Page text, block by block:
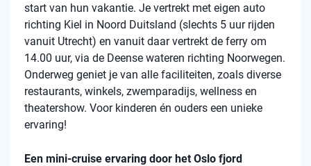
start van hun vakantie. Je vertrekt met eigen auto
richting Kiel in Noord Duitsland (slechts 5 uur rijden
vanuit Utrecht) en vanuit daar vertrekt de ferry om
14.00 uur, via de Deense wateren richting Noorwegen.
Onderweg geniet je van alle faciliteiten, zoals diverse
restaurants, winkels, zwemparadijs, wellness en
theatershow. Voor kinderen én ouders een unieke
ervaring!
Een mini-cruise ervaring door het Oslo fjord